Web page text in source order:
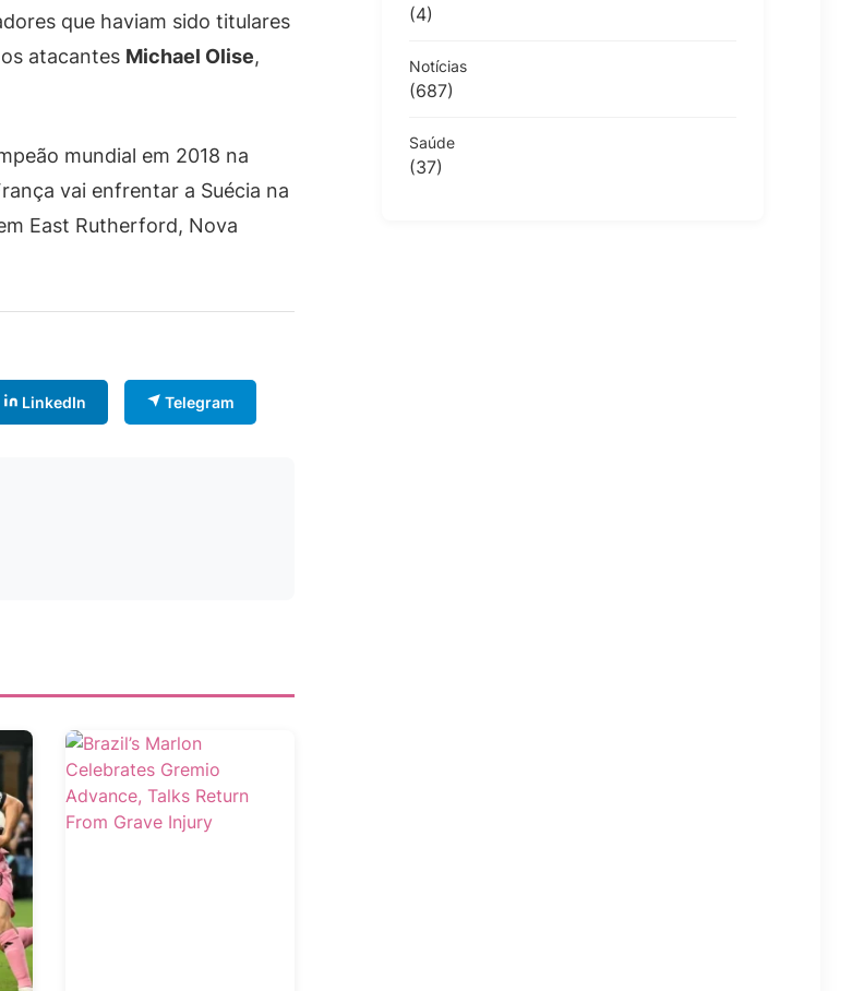
que haviam sido titulares
atacantes Michael Olise,
mundial em 2018 na
vai enfrentar a Suécia na
East Rutherford, Nova
LinkedIn Telegram
(4)
Notícias
(687)
Saúde
(37)